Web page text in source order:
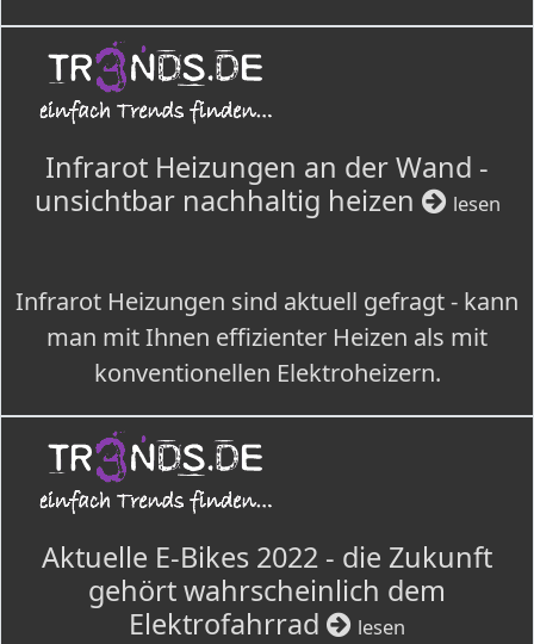
Infrarot Heizungen an der Wand -
unsichtbar nachhaltig heizen
lesen
Infrarot Heizungen sind aktuell gefragt - kann
man mit Ihnen effizienter Heizen als mit
konventionellen Elektroheizern.
Aktuelle E-Bikes 2022 - die Zukunft
gehört wahrscheinlich dem
Elektrofahrrad
lesen